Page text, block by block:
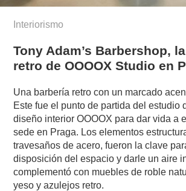
Interiorismo
Tony Adam’s Barbershop,
retro de OOOOX Studio en
Una barbería retro con un marcado
Este fue el punto de partida del estudio
diseño interior OOOOX para dar vida a
sede en Praga. Los elementos
travesaños de acero, fueron la clave
disposición del espacio y darle un aire
complementó con muebles de roble
yeso y azulejos retro.